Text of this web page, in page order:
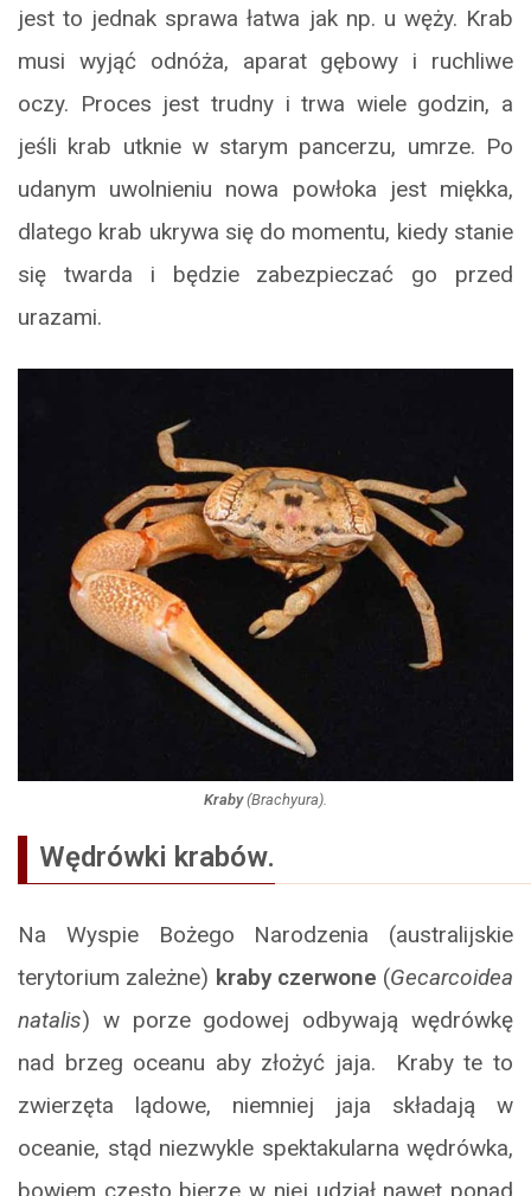
jest to jednak sprawa łatwa jak np. u węży. Krab
musi wyjąć odnóża, aparat gębowy i ruchliwe
oczy. Proces jest trudny i trwa wiele godzin, a
jeśli krab utknie w starym pancerzu, umrze. Po
udanym uwolnieniu nowa powłoka jest miękka,
dlatego krab ukrywa się do momentu, kiedy stanie
się twarda i będzie zabezpieczać go przed
urazami.
Kraby(Brachyura).
Wędrówki krabów.
Na Wyspie Bożego Narodzenia (australijskie
terytorium zależne) kraby czerwone (Gecarcoidea
natalis) w porze godowej odbywają wędrówkę
nad brzeg oceanu aby złożyć jaja. Kraby te to
zwierzęta lądowe, niemniej jaja składają w
oceanie, stąd niezwykle spektakularna wędrówka,
bowiem często bierze w niej udział nawet ponad